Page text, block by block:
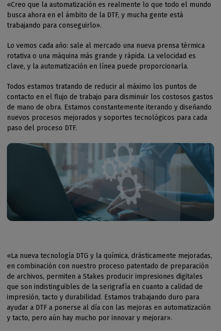
«Creo que la automatización es realmente lo que todo el mundo
busca ahora en el ámbito de la DTF, y mucha gente está
trabajando para conseguirlo».
Lo vemos cada año: sale al mercado una nueva prensa térmica
rotativa o una máquina más grande y rápida. La velocidad es
clave, y la automatización en línea puede proporcionarla.
Todos estamos tratando de reducir al máximo los puntos de
contacto en el flujo de trabajo para disminuir los costosos gastos
de mano de obra. Estamos constantemente iterando y diseñando
nuevos procesos mejorados y soportes tecnológicos para cada
paso del proceso DTF.
«La nueva tecnología DTG y la química, drásticamente mejoradas,
en combinación con nuestro proceso patentado de preparación
de archivos, permiten a Stakes producir impresiones digitales
que son indistinguibles de la serigrafía en cuanto a calidad de
impresión, tacto y durabilidad. Estamos trabajando duro para
ayudar a DTF a ponerse al día con las mejoras en automatización
y tacto, pero aún hay mucho por innovar y mejorar».